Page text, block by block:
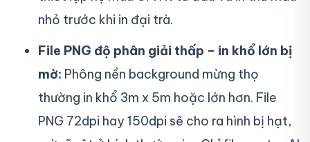
nhỏ trước khi in đại trà.
File PNG độ phân giải thấp – in khổ lớn bị
mờ: Phông nền background mừng thọ
thường in khổ 3m x 5m hoặc lớn hơn. File
PNG 72dpi hay 150dpi sẽ cho ra hình bị hạt,